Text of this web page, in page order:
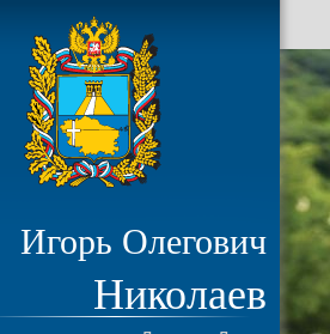
Игорь Олегович
Николаев